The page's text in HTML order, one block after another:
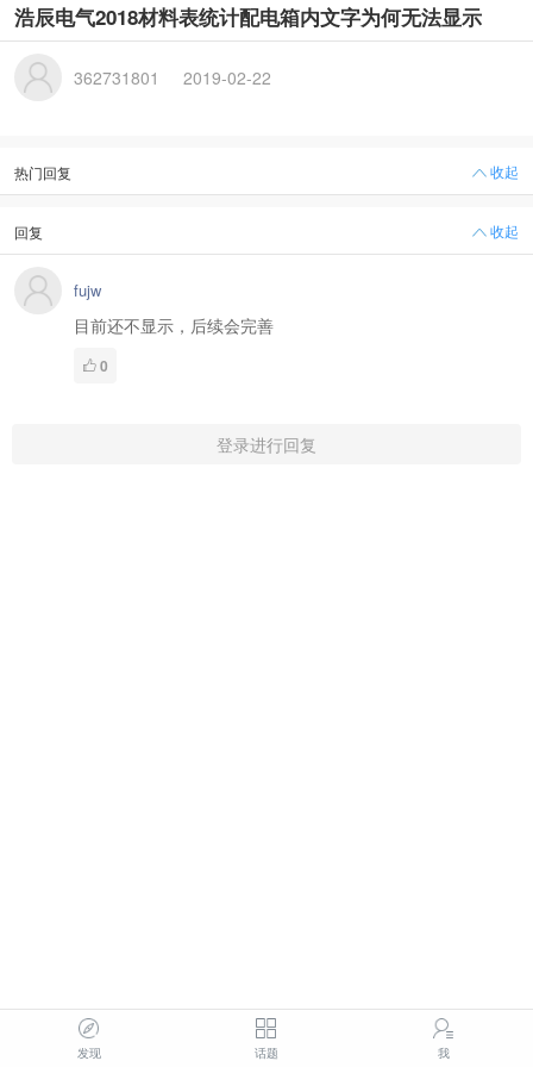
浩辰电气2018材料表统计配电箱内文字为何无法显示
362731801 2019-02-22
热门回复 收起
回复 收起
fujw
目前还不显示，后续会完善
0
登录进行回复
发现 话题 我